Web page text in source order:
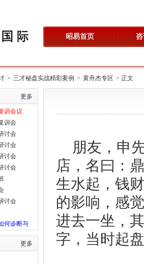
昭易首页
> 三才秘盘实战精彩案例 > 黄舟杰专区 > 正文
更多
训会议
训会
讨会
讨会
讨会
讨会
讨会
何诊断与
更多
朋友，申
店，名曰：
生水起，钱
的影响，感
进去一坐，
字，当时起